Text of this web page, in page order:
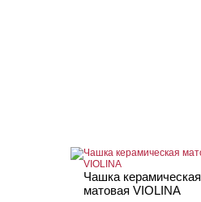
Чашка керамическая
матовая VIOLINA